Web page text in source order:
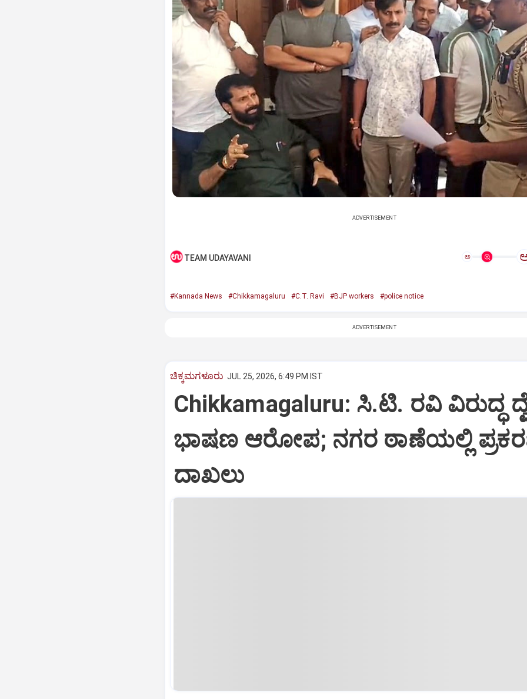
ADVERTISEMENT
TEAM UDAYAVANI ಅ
#Kannada News #Chikkamagaluru #C.T. Ravi #BJP workers #police notice
ADVERTISEMENT
ಚಿಕ್ಕಮಗಳೂರು JUL 25, 2026, 6:49 PM IST
Chikkamagaluru: ಸಿ.ಟಿ. ರವಿ ವಿರುದ್ಧ
ಭಾಷಣ ಆರೋಪ; ನಗರ ಠಾಣೆಯಲ್ಲಿ
ದಾಖಲು